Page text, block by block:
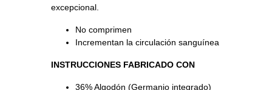
excepcional.
No comprimen
Incrementan la circulación sanguínea
INSTRUCCIONES FABRICADO CON
36% Algodón (Germanio integrado)